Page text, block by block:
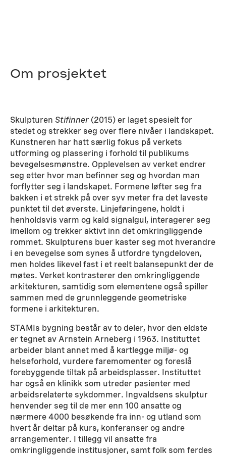
Om prosjektet
SkulpturenStifinner (2015) er laget spesielt for
stedet og strekker seg over flere nivåer i landskapet.
Kunstneren har hatt særlig fokus på verkets
utforming og plassering i forhold til publikums
bevegelsesmønstre. Opplevelsen av verket endrer
seg etter hvor man befinner seg og hvordan man
forflytter seg i landskapet. Formene løfter seg fra
bakken i et strekk på over syv meter fra det laveste
punktet til det øverste. Linjeføringene, holdt i
henholdsvis varm og kald signalgul, interagerer seg
imellom og trekker aktivt inn det omkringliggende
rommet. Skulpturens buer kaster seg mot hverandre
i en bevegelse som synes å utfordre tyngdeloven,
men holdes likevel fast i et reelt balansepunkt der de
møtes. Verket kontrasterer den omkringliggende
arkitekturen, samtidig som elementene også spiller
sammen med de grunnleggende geometriske
formene i arkitekturen.
STAMIs bygning består av to deler, hvor den eldste
er tegnet av Arnstein Arneberg i 1963. Instituttet
arbeider blant annet med å kartlegge miljø- og
helseforhold, vurdere faremomenter og foreslå
forebyggende tiltak på arbeidsplasser. Instituttet
har også en klinikk som utreder pasienter med
arbeidsrelaterte sykdommer. Ingvaldsens skulptur
henvender seg til de mer enn 100 ansatte og
nærmere 4000 besøkende fra inn- og utland som
hvert år deltar på kurs, konferanser og andre
arrangementer. I tillegg vil ansatte fra
omkringliggende institusjoner, samt folk som ferdes